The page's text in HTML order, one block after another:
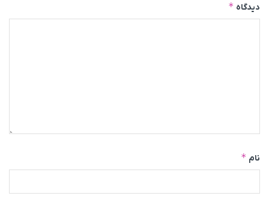
دیدگاه *
نام *